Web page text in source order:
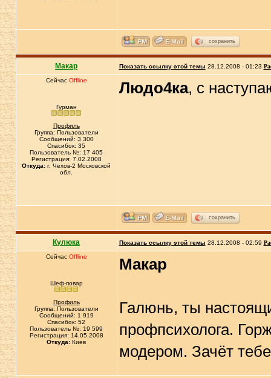
сохранить
Макар Показать ссылку этой темы 28.12.2008 - 01:23
Сейчас Offline
Гурман
Профиль
Группа: Пользователи
Сообщений: 3 300
Спасибок: 35
Пользователь №: 17 405
Регистрация: 7.02.2008
Откуда: г. Чехов-2 Московской
обл.
Людо4ка, с
сохранить
Кулюка Показать ссылку этой темы 28.12.2008 - 02:59
Сейчас Offline
Шеф-повар
Профиль
Группа: Пользователи
Сообщений: 1 919
Спасибок: 52
Пользователь №: 19 599
Регистрация: 14.05.2008
Откуда: Киев
Макар
Галюнь, ты
профпсихолога.
модером. Зачёт